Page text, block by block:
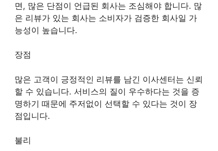
면, 많은 단점이 언급된 회사는 조심해야 합니다. 많
은 리뷰가 있는 회사는 소비자가 검증한 회사일 가
능성이 높습니다.
장점
많은 고객이 긍정적인 리뷰를 남긴 이사센터는 신뢰
할 수 있습니다. 서비스의 질이 우수하다는 것을 증
명하기 때문에 주저없이 선택할 수 있다는 것이 장
점입니다.
불리